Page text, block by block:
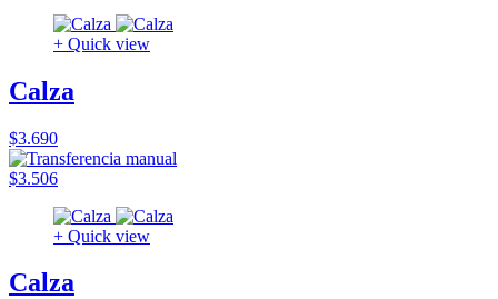
+ Quick view
Calza
$3.690
$3.506
+ Quick view
Calza